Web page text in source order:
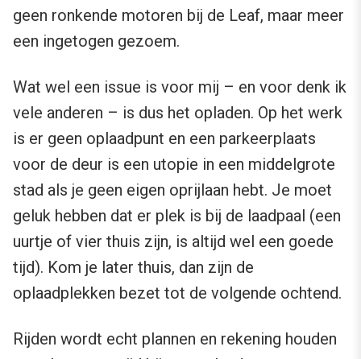
geen ronkende motoren bij de Leaf, maar meer
een ingetogen gezoem.
Wat wel een issue is voor mij – en voor denk ik
vele anderen – is dus het opladen. Op het werk
is er geen oplaadpunt en een parkeerplaats
voor de deur is een utopie in een middelgrote
stad als je geen eigen oprijlaan hebt. Je moet
geluk hebben dat er plek is bij de laadpaal (een
uurtje of vier thuis zijn, is altijd wel een goede
tijd). Kom je later thuis, dan zijn de
oplaadplekken bezet tot de volgende ochtend.
Rijden wordt echt plannen en rekening houden